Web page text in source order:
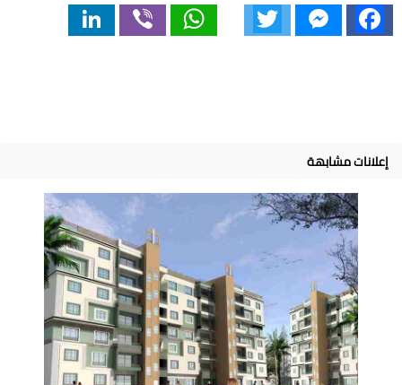
Facebook
Messenger
WhatsApp
إعلانات مشابهة